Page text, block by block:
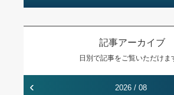
記事アーカイブ
日別で記事をご覧いただけま
‹ 2026 / 08